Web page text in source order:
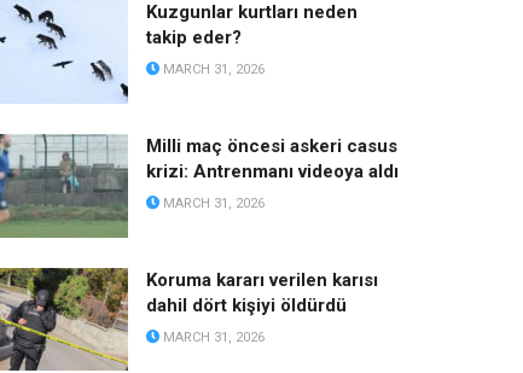
Kuzgunlar kurtları neden
takip eder?
MARCH 31, 2026
Milli maç öncesi askeri casus
krizi: Antrenmanı videoya aldı
MARCH 31, 2026
Koruma kararı verilen karısı
dahil dört kişiyi öldürdü
MARCH 31, 2026